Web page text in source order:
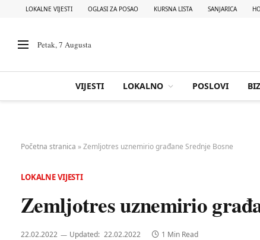
LOKALNE VIJESTI OGLASI ZA POSAO KURSNA LISTA SANJARICA
Petak, 7 Augusta
VIJESTI LOKALNO POSLOVI
Početna stranica »Zemljotres uznemirio građane Srednje Bosne
LOKALNE VIJESTI
Zemljotres uznemirio
22.02.2022 Updated: 22.02.2022 1 Min Read